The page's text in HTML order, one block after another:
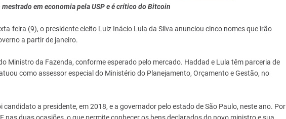
em economia pela USP e é crítico do Bitcoin
feira (9), o presidente eleito Luiz Inácio Lula da Silva anunciou cinco nomes que irão
a partir de janeiro.
Ministro da Fazenda, conforme esperado pelo mercado. Haddad e Lula têm parceria de
como assessor especial do Ministério do Planejamento, Orçamento e Gestão, no
candidato a presidente, em 2018, e a governador pelo estado de São Paulo, neste ano. Por